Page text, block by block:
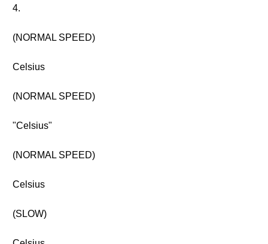
4.
(NORMAL SPEED)
Celsius
(NORMAL SPEED)
"Celsius"
(NORMAL SPEED)
Celsius
(SLOW)